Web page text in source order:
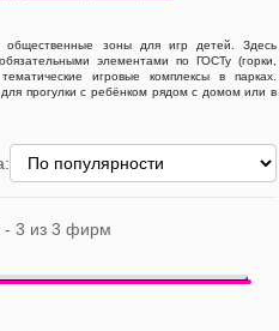
общественные зоны для игр детей. Здесь
элементами по ГОСТу (горки,
игровые комплексы в парках.
прогулки с ребёнком рядом с домом или в
- 3 из 3 фирм